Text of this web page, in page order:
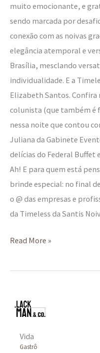
muito emocionante, e
sendo marcada por
conexão com as noivas
elegância atemporal e
Brasília, mesclando
individualidade. E a
Elizabeth Santos.
colunista (que também é
nessa noite que contou
Juliana da Gabinete
delícias do Federal Buffet
Ah! E para quem está
brinde especial: no final
o @ das empresas e
da Timeless da Santis
Read More »
Vida
Gastrô